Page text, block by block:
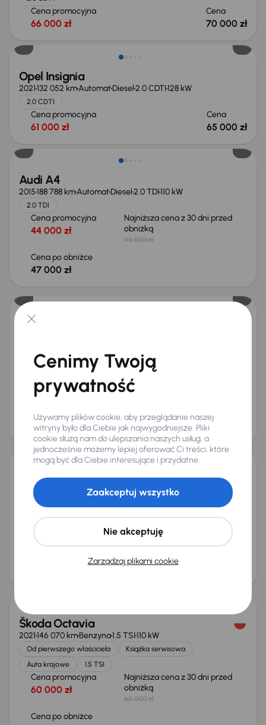
Cena promocyjna
66 000 zł
Cena
70 000 zł
Opel Insignia
2021132 052 kmAutomatDiesel2.0 CDTI128 kW
2.0 CDTI
Cena promocyjna
61 000 zł
Cena
65 000 zł
Audi A4
2015188 788 kmAutomatDiesel2.0 TDI110 kW
2.0 TDI
Cena promocyjna
44 000 zł
Najniższa cena z 30 dni przed
obniżką
45 000 zł
Cena po obniżce
47 000 zł
Kia Sportage 1.6 T-GDI MHEV
Książka serwisowa Auta krajowe
89 000 zł
Najniższa cena z 30 dni przed
obniżką
Cena po obniżce
93 000 zł
Taniej o 2 000 zł
Kia Sportage
2016 Benzyna1.6 GDI97 kW
Auta krajowe 1.6 GDI
Cena promocyjna
58 000 zł
Najniższa cena z 30 dni przed
obniżką
Cena po obniżce
Škoda Octavia
2021146 070 kmBenzyna1.5 TSI110 kW
Od pierwszego właściciela
Książka serwisowa
Auta krajowe
1.5 TSI
Cena promocyjna
60 000 zł
Najniższa cena z 30 dni przed
obniżką
65 000 zł
Cena po obniżce
Cenimy Twoją
prywatność
Używamy plików cookie, aby przeglądanie naszej
witryny było dla Ciebie jak najwygodniejsze. Pliki
cookie służą nam do ulepszania naszych usług, a
jednocześnie możemy lepiej oferować Ci treści, które
mogą być dla Ciebie interesujące i przydatne.
Zarządzaj plikami cookie
Nie akceptuję
Zaakceptuj wszystko